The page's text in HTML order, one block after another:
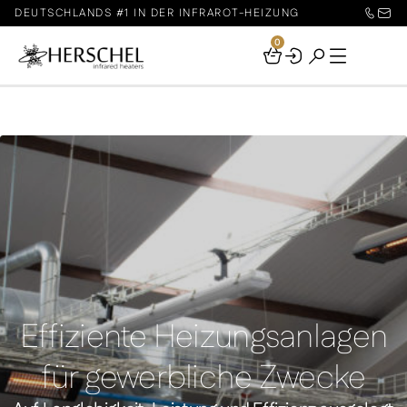
DEUTSCHLANDS #1 IN DER INFRAROT-HEIZUNG
Your
0
Effiziente Heizungsanlagen
für gewerbliche Zwecke